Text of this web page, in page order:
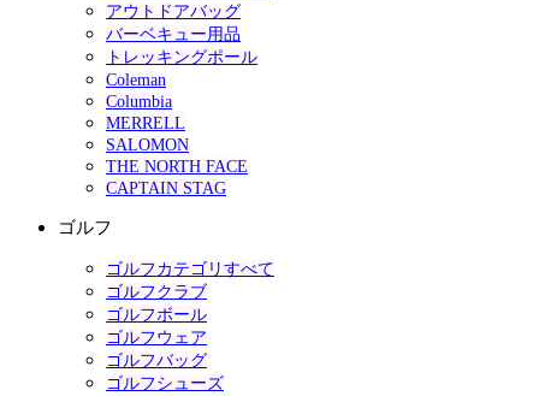
アウトドアバッグ
バーベキュー用品
トレッキングポール
Coleman
Columbia
MERRELL
SALOMON
THE NORTH FACE
CAPTAIN STAG
ゴルフ
ゴルフカテゴリすべて
ゴルフクラブ
ゴルフボール
ゴルフウェア
ゴルフバッグ
ゴルフシューズ